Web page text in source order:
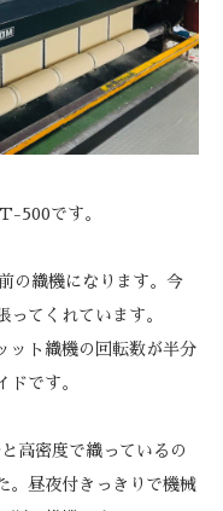
500です。
の織機になります。今
てくれています。
ット織機の回転数が半分
ドです。
高密度で織っているの
。昼夜付きっきりで機械